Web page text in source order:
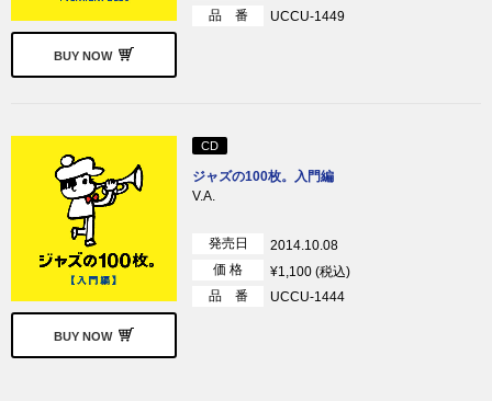
BUY NOW
品 番
UCCU-1449
BUY NOW
CD
ジャズの100枚。入門編
V.A.
発売日
2014.10.08
価 格
¥1,100 (税込)
品 番
UCCU-1444